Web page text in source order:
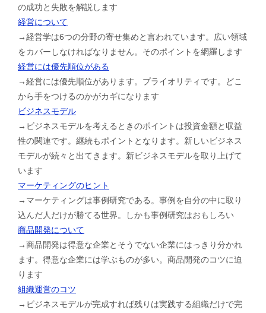
の成功と失敗を解説します
経営について
→経営学は6つの分野の寄せ集めと言われています。広い領域
をカバーしなければなりません。そのポイントを網羅します
経営には優先順位がある
→経営には優先順位があります。プライオリティです。どこ
から手をつけるのかがカギになります
ビジネスモデル
→ビジネスモデルを考えるときのポイントは投資金額と収益
性の関連です。継続もポイントとなります。新しいビジネス
モデルが続々と出てきます。新ビジネスモデルを取り上げて
います
マーケティングのヒント
→マーケティングは事例研究である。事例を自分の中に取り
込んだ人だけが勝てる世界。しかも事例研究はおもしろい
商品開発について
→商品開発は得意な企業とそうでない企業にはっきり分かれ
ます。得意な企業には学ぶものが多い。商品開発のコツに迫
ります
組織運営のコツ
→ビジネスモデルが完成すれば残りは実践する組織だけで完